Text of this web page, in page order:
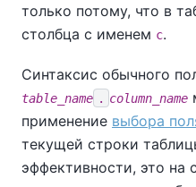
только потому, что в
столбца с именем c.
Синтаксис обычного
table_name . column_name
применение выбора
текущей строки
эффективности, это на